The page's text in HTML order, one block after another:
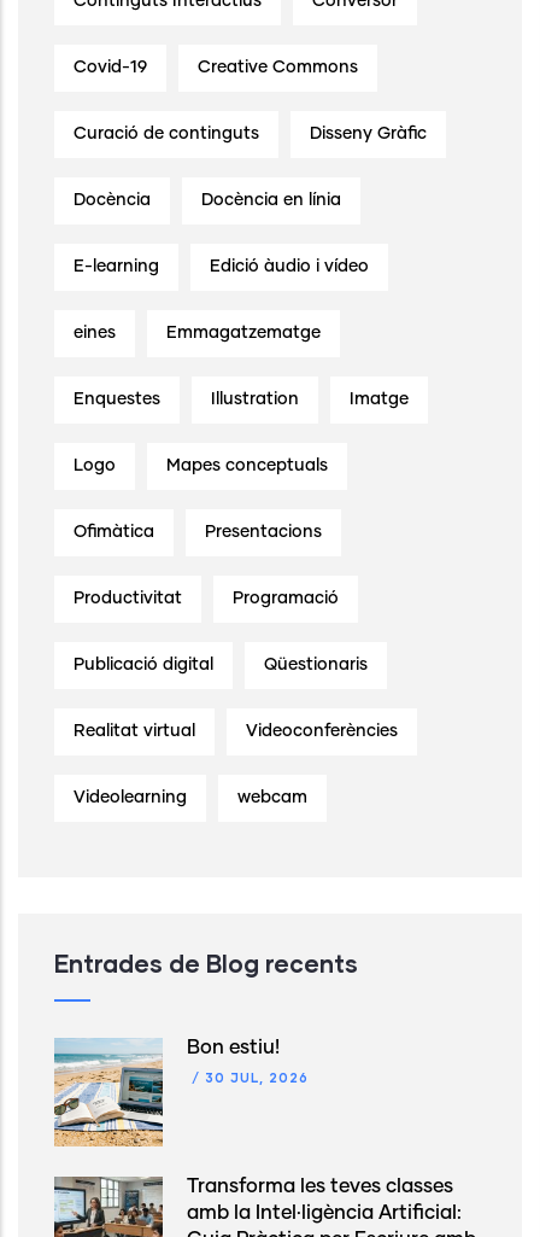
Covid-19 Creative Commons
Curació de continguts Disseny Gràfic
Docència Docència en línia
E-learning Edició àudio i vídeo
eines Emmagatzematge
Enquestes Illustration Imatge
Logo Mapes conceptuals
Ofimàtica Presentacions
Productivitat Programació
Publicació digital Qüestionaris
Realitat virtual Videoconferències
Videolearning webcam
Entrades de Blog recents
Bon estiu!
/ 30 JUL, 2026
Transforma les teves classes
amb la Intel·ligència Artificial: